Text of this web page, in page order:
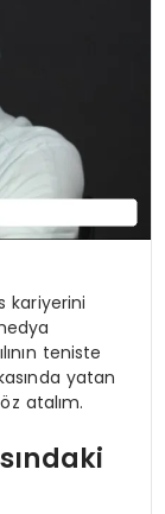
kariyerini
teniste
yatan
atalım.